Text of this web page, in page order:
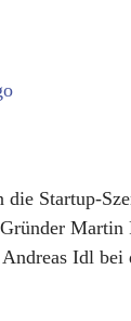
die Startup-
Martin
Idl bei